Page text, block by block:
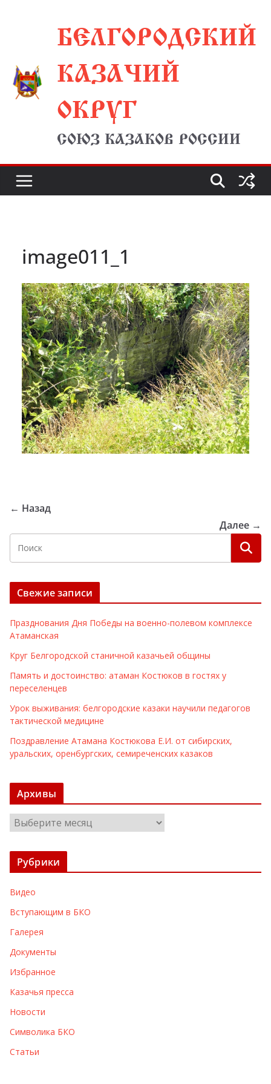
содержимомуБЕЛГОРОДСКИЙ
КАЗАЧИЙ
ОКРУГ
СОЮЗ КАЗАКОВ РОССИИ
image011_1
← Назад
Далее →
Свежие записи
Празднования Дня Победы на военно-полевом комплексе
Атаманская
Круг Белгородской станичной казачьей общины
Память и достоинство: атаман Костюков в гостях у
переселенцев
Урок выживания: белгородские казаки научили педагогов
тактической медицине
Поздравление Атамана Костюкова Е.И. от сибирских,
уральских, оренбургских, семиреченских казаков
Архивы
р
х
ы
Рубрики
Видео
Вступающим в БКО
Галерея
Документы
Избранное
Казачья пресса
Новости
Символика БКО
Статьи